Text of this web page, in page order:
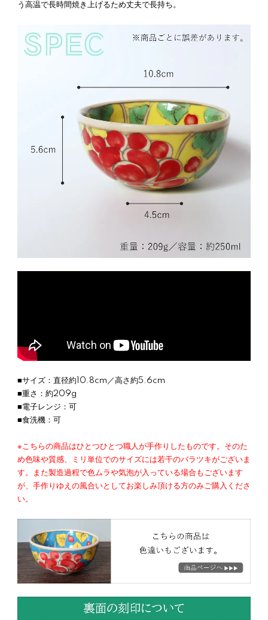
う高温で長時間焼き上げるため丈夫で長持ち。
■サイズ：直径約10.8cm／高さ約5.6cm
■重さ：約209g
■電子レンジ：可
■食洗機：可
※こちらの商品はひとつひとつ職人が手作りしたものです。そのた
め色味や質感、ミリ単位でのサイズには若干のバラツキがございま
す。また製造過程で色ムラや気泡が入っている場合もございます
が、手作りゆえの風合いとしてお楽しみ頂ける方のみご購入くださ
い。